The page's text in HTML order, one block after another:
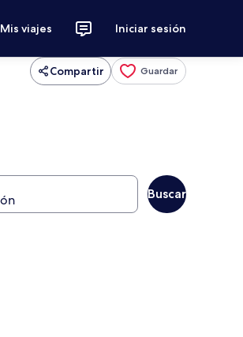
Mis viajes Iniciar sesión
Compartir Guardar
Buscar